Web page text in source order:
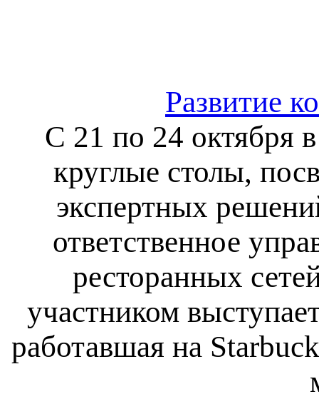
Развитие
С 21 по 24 октября
круглые столы,
экспертных
ответственное
ресторанных
участником
работавшая на